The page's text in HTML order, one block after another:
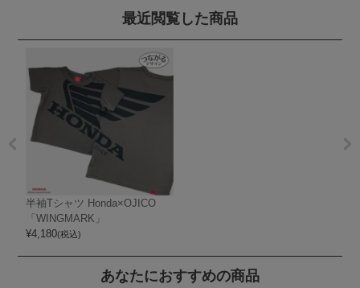
最近閲覧した商品
半袖Tシャツ Honda×OJICO
「WINGMARK」
¥4,180(税込)
あなたにおすすめの商品